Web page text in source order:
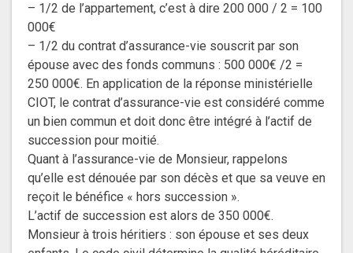
– 1/2 de l’appartement, c’est à dire 200 000 / 2 = 100
000€
– 1/2 du contrat d’assurance-vie souscrit par son
épouse avec des fonds communs : 500 000€ /2 =
250 000€. En application de la réponse ministérielle
CIOT, le contrat d’assurance-vie est considéré comme
un bien commun et doit donc être intégré à l’actif de
succession pour moitié.
Quant à l’assurance-vie de Monsieur, rappelons
qu’elle est dénouée par son décès et que sa veuve en
reçoit le bénéfice « hors succession ».
L’actif de succession est alors de 350 000€.
Monsieur à trois héritiers : son épouse et ses deux